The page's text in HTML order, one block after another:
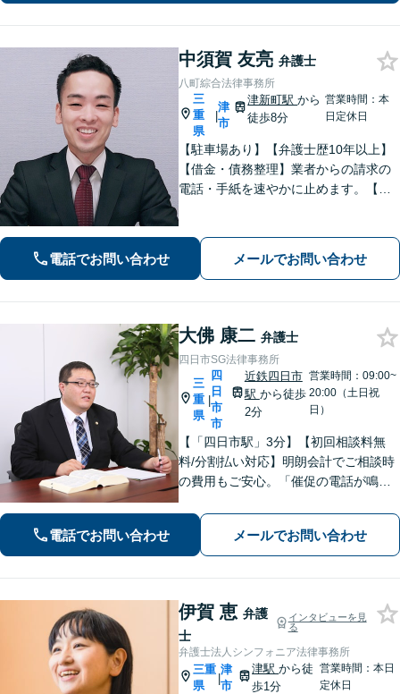
中須賀 友亮 弁護士
八町綜合法律事務所
三
重
県
|
津
市
津新町駅から
徒歩8分
営業時間：本
日定休日
【駐車場あり】【弁護士歴10年以上】
【借金・債務整理】業者からの請求の
電話・手紙を速やかに止めます。【交
ます。【分割払い利用可】【当日・夜
間の面談可】【完全個室で対応】
電話でお問い合わせ メールでお問い合わせ
大佛 康二 弁護士
四日市SG法律事務所
三
重
県
|
四
日
市
市
近鉄四日市
駅 から徒歩
2分
営業時間：09:00~
20:00（土日祝
日）
【「四日市駅」3分】【初回相談料無
料/分割払い対応】明朗会計でご相談時
の費用もご安心。「催促の電話が鳴り
た」に対応できます。自己破産や任意
整理、個人再生など幅広い解決方法を
提示【完全個室で安心】
電話でお問い合わせ メールでお問い合わせ
伊賀 恵 弁護
士
インタビューを見
る
弁護士法人シンフォニア法律事務所
三重
県
|
津
市
津駅から徒
歩1分
営業時間：本日
定休日